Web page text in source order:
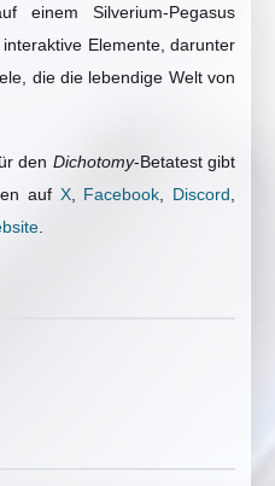
einem Silverium-Pegasus
Elemente, darunter
die die lebendige Welt von
den Dichotomy-Betatest gibt
auf X, Facebook, Discord,
.
abspielen